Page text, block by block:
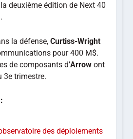
deuxième édition de Next 40
la défense,Curtiss-Wright
pour 400 M$.
de composants d’Arrowont
3e trimestre.
des déploiements